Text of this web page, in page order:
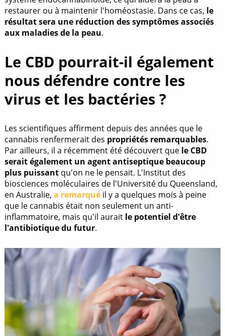
restaurer ou à maintenir l'homéostasie. Dans ce cas, le
résultat sera une réduction des symptômes associés
aux maladies de la peau.
Le CBD pourrait-il également
nous défendre contre les
virus et les bactéries ?
Les scientifiques affirment depuis des années que le
cannabis renfermerait des propriétés remarquables.
Par ailleurs, il a récemment été découvert que le CBD
serait également un agent antiseptique beaucoup
plus puissantqu'on ne le pensait. L'Institut des
biosciences moléculaires de l'Université du Queensland,
en Australie, a remarquéil y a quelques mois à peine
que le cannabis était non seulement un anti-
inflammatoire, mais qu'il aurait le potentiel d'être
l'antibiotique du futur.